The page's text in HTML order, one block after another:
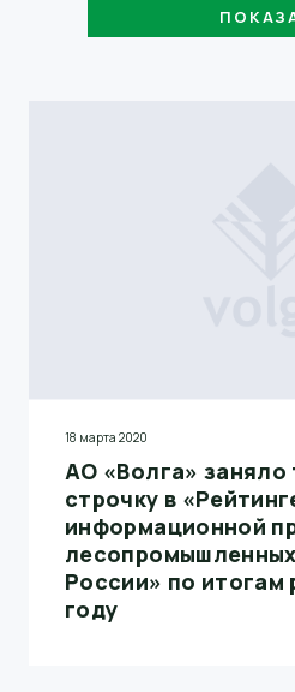
18 марта 2020
АО «Волга» заняло
строчку в
информационной
России» по итогам
году